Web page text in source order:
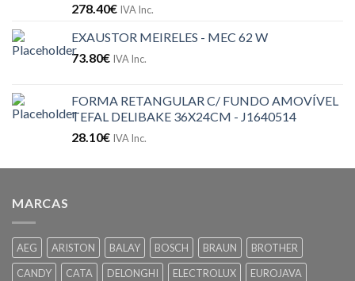
278.40€ IVA Inc.
EXAUSTOR MEIRELES - MEC 62 W
73.80€ IVA Inc.
FORMA RETANGULAR C/ FUNDO AMOVÍVEL
TEFAL DELIBAKE 36X24CM - J1640514
28.10€ IVA Inc.
MARCAS
AEG ARISTON BALAY BOSCH BRAUN
BROTHER
CANDY
CATA DELONGHI ELECTROLUX
EUROJAVA